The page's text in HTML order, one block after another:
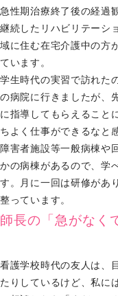
急性期治療終了後の経過
継続したリハビリテーシ
域に住む在宅介護中の方
ています。
学生時代の実習で訪れた
の病院に行きましたが、
に指導してもらえること
ちよく仕事ができるなと
障害者施設等一般病棟や
かの病棟があるので、学
す。月に一回は研修があ
整っています。
師長の「急がなく
看護学校時代の友人は、
たりしているけど、私に